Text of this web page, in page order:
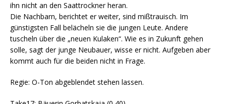
ihn nicht an den Saattrockner heran.
Die Nachbarn, berichtet er weiter, sind mißtrauisch. Im
günstigsten Fall belächeln sie die jungen Leute. Andere
tuscheln über die „neuen Kulaken“. Wie es in Zukunft gehen
solle, sagt der junge Neubauer, wisse er nicht. Aufgeben aber
kommt auch für die beiden nicht in Frage.
Regie: O-Ton abgeblendet stehen lassen.